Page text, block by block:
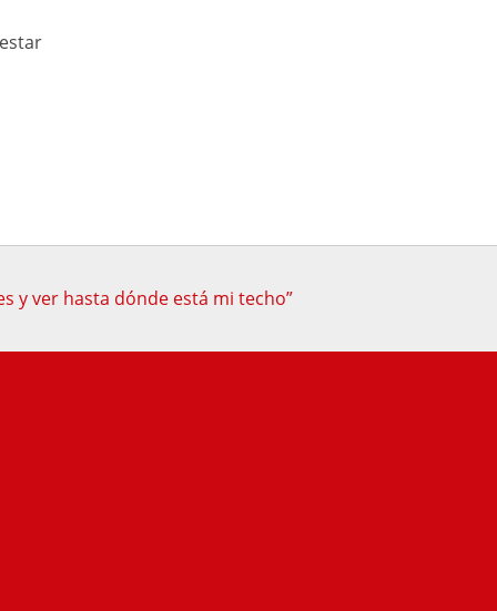
y ver hasta dónde está mi techo”